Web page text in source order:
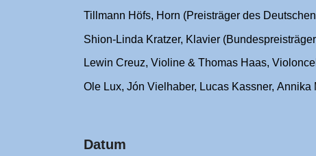
Tillmann Höfs, Horn (Preisträger des
Shion-Linda Kratzer, Klavier
Lewin Creuz, Violine & Thomas Haas,
Ole Lux, Jón Vielhaber, Lucas Kassner,
Datum